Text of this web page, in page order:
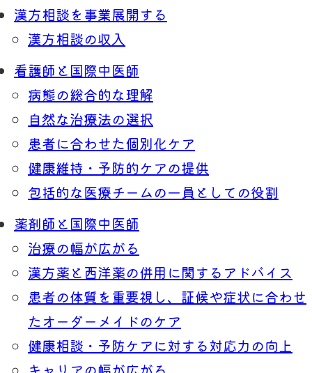
漢方相談を事業展開する
漢方相談の収入
看護師と国際中医師
病態の総合的な理解
自然な治療法の選択
患者に合わせた個別化ケア
健康維持・予防的ケアの提供
包括的な医療チームの一員としての役割
薬剤師と国際中医師
治療の幅が広がる
漢方薬と西洋薬の併用に関するアドバイス
患者の体質を重要視し、証候や症状に合わせ
たオーダーメイドのケア
健康相談・予防ケアに対する対応力の向上